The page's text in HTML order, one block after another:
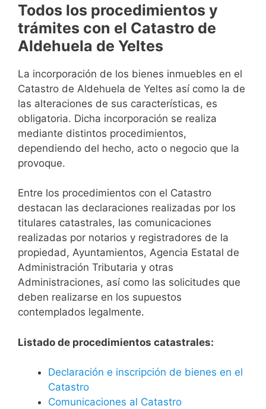
Todos los procedimientos y
trámites con el Catastro de
Aldehuela de Yeltes
La incorporación de los bienes inmuebles en el
Catastro de Aldehuela de Yeltes así como la de
las alteraciones de sus características, es
obligatoria. Dicha incorporación se realiza
mediante distintos procedimientos,
dependiendo del hecho, acto o negocio que la
provoque.
Entre los procedimientos con el Catastro
destacan las declaraciones realizadas por los
titulares catastrales, las comunicaciones
realizadas por notarios y registradores de la
propiedad, Ayuntamientos, Agencia Estatal de
Administración Tributaria y otras
Administraciones, así como las solicitudes que
deben realizarse en los supuestos
contemplados legalmente.
Listado de procedimientos catastrales:
Declaración e inscripción de bienes en el
Catastro
Comunicaciones al Catastro